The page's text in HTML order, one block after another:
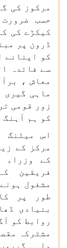
مرکوز کی
حسب
کیکڑے کی
ڈرون پر
کو اپنانے
سے فائدہ
معاش ،
ماہی
زور قومی
کو ہم آہنگ
اس میٹنگ
مرکز کے
کے وزراء
فریقین
مشغول
طور پر
بنیادی
روابط کو
مشترکہ
ماہی